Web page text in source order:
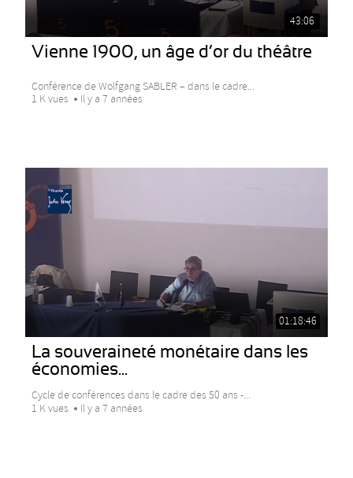
43:06
Vienne 1900, un âge d’or du théâtre
Conférence de Wolfgang SABLER – dans le cadre...
1 K vues
Il y a 7 années
01:18:46
La souveraineté monétaire dans les
économies...
Cycle de conférences dans le cadre des 50 ans -...
1 K vues
Il y a 7 années